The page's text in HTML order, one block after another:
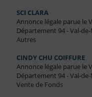
SCI CLARA
Annonce légale parue le
Département 94 - Val-
Autres
CINDY CHU COIFFURE
Annonce légale parue le
Département 94 - Val-
Vente de Fonds